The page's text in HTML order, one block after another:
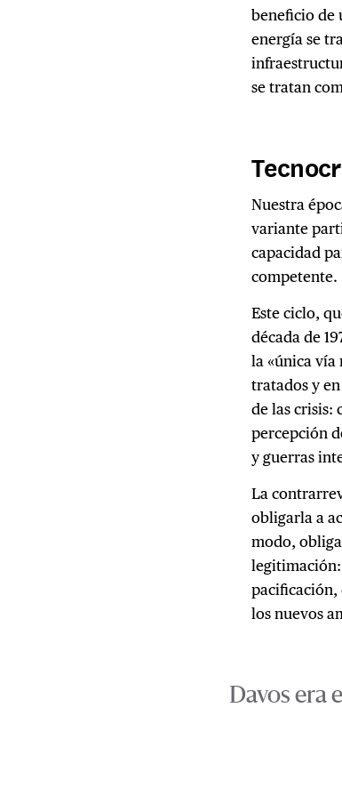
beneficio de
energía se
se tratan
Nuestra
variante
capacidad
competente.
Este ciclo,
década de
la «única vía
tratados y
de las crisis:
percepción
y guerras
La
obligarla a
modo,
pacificación,
los nuevos
Davos era